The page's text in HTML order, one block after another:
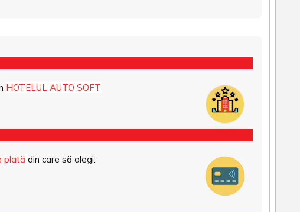
HOTELUL AUTO SOFT
plată din care să alegi: